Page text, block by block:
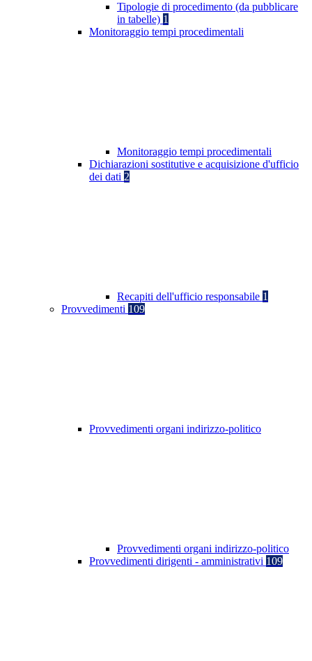
Tipologie di procedimento (da pubblicare
in tabelle) 1
Monitoraggio tempi procedimentali
Monitoraggio tempi procedimentali
Dichiarazioni sostitutive e acquisizione d'ufficio
dei dati 2
Recapiti dell'ufficio responsabile 1
Provvedimenti 109
Provvedimenti organi indirizzo-politico
Provvedimenti organi indirizzo-politico
Provvedimenti dirigenti - amministrativi 109